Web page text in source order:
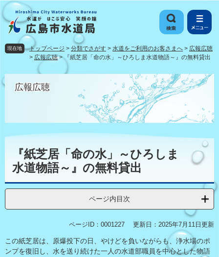
ペ
ー
先
。
メ
ニ
を
て
現在地 トップページ > 分類でさがす > 水道をご利用のお客さまへ > 広報広聴
> 広報広聴 >『紙芝居「命の水」～ひろしま水道物語～』の無料貸出
広報広聴
本
『紙芝居「命の水」～ひろしま
水道物語～』の無料貸出
ページ内目次
ページID：0001227 更新日：2025年7月11日更新
この紙芝居は、原爆投下の日、やけどを負いながらも、浄水場のポ
ンプを復旧し、水を送り続けた一人の水道部職員を中心とした物語